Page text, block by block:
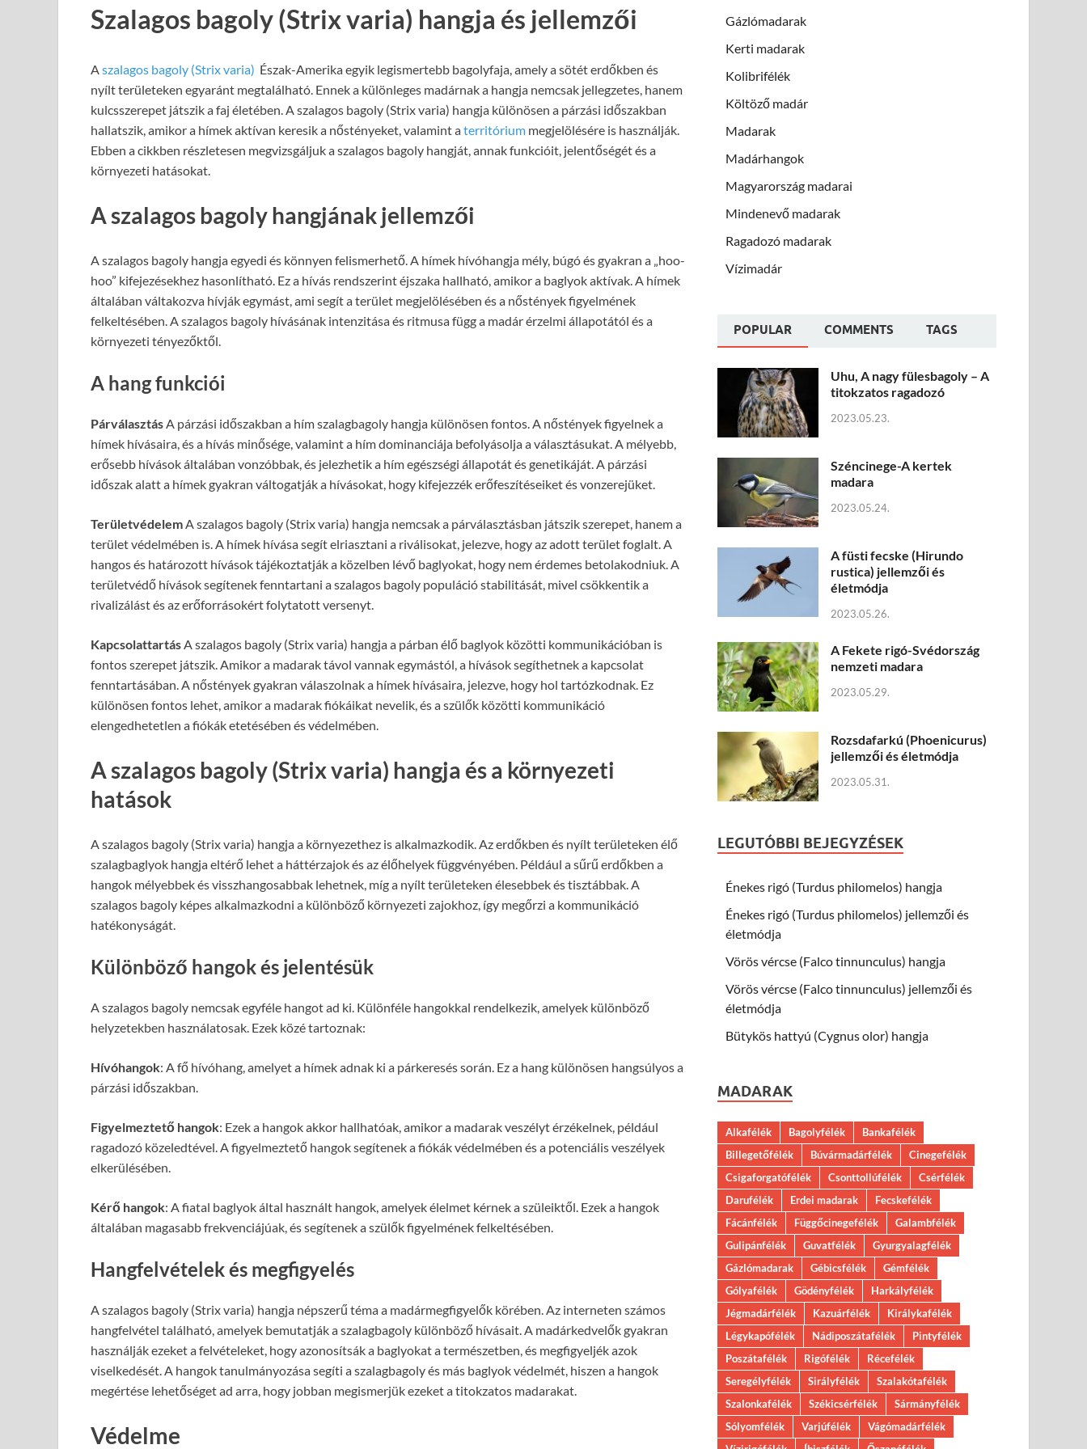
Szalagos bagoly (Strix varia) hangja és jellemzői
Aszalagos bagoly (Strix varia) Észak-Amerika egyik legismertebb bagolyfaja, amely a sötét erdőkben és
nyílt területeken egyaránt megtalálható. Ennek a különleges madárnak a hangja nemcsak jellegzetes, hanem
kulcsszerepet játszik a faj életében. A szalagos bagoly (Strix varia) hangja különösen a párzási időszakban
hallatszik, amikor a hímek aktívan keresik a nőstényeket, valamint aterritórium megjelölésére is használják.
Ebben a cikkben részletesen megvizsgáljuk a szalagos bagoly hangját, annak funkcióit, jelentőségét és a
környezeti hatásokat.
A szalagos bagoly hangjának jellemzői
A szalagos bagoly hangja egyedi és könnyen felismerhető. A hímek hívóhangja mély, búgó és gyakran a „hoo-
hoo” kifejezésekhez hasonlítható. Ez a hívás rendszerint éjszaka hallható, amikor a baglyok aktívak. A hímek
általában váltakozva hívják egymást, ami segít a terület megjelölésében és a nőstények figyelmének
felkeltésében. A szalagos bagoly hívásának intenzitása és ritmusa függ a madár érzelmi állapotától és a
környezeti tényezőktől.
A hang funkciói
PárválasztásA párzási időszakban a hím szalagbagoly hangja különösen fontos. A nőstények figyelnek a
hímek hívásaira, és a hívás minősége, valamint a hím dominanciája befolyásolja a választásukat. A mélyebb,
erősebb hívások általában vonzóbbak, és jelezhetik a hím egészségi állapotát és genetikáját. A párzási
időszak alatt a hímek gyakran váltogatják a hívásokat, hogy kifejezzék erőfeszítéseiket és vonzerejüket.
TerületvédelemA szalagos bagoly (Strix varia) hangja nemcsak a párválasztásban játszik szerepet, hanem a
terület védelmében is. A hímek hívása segít elriasztani a riválisokat, jelezve, hogy az adott terület foglalt. A
hangos és határozott hívások tájékoztatják a közelben lévő baglyokat, hogy nem érdemes betolakodniuk. A
területvédő hívások segítenek fenntartani a szalagos bagoly populáció stabilitását, mivel csökkentik a
rivalizálást és az erőforrásokért folytatott versenyt.
KapcsolattartásA szalagos bagoly (Strix varia) hangja a párban élő baglyok közötti kommunikációban is
fontos szerepet játszik. Amikor a madarak távol vannak egymástól, a hívások segíthetnek a kapcsolat
fenntartásában. A nőstények gyakran válaszolnak a hímek hívásaira, jelezve, hogy hol tartózkodnak. Ez
különösen fontos lehet, amikor a madarak fiókáikat nevelik, és a szülők közötti kommunikáció
elengedhetetlen a fiókák etetésében és védelmében.
A szalagos bagoly (Strix varia) hangja és a környezeti
hatások
A szalagos bagoly (Strix varia) hangja a környezethez is alkalmazkodik. Az erdőkben és nyílt területeken élő
szalagbaglyok hangja eltérő lehet a háttérzajok és az élőhelyek függvényében. Például a sűrű erdőkben a
hangok mélyebbek és visszhangosabbak lehetnek, míg a nyílt területeken élesebbek és tisztábbak. A
szalagos bagoly képes alkalmazkodni a különböző környezeti zajokhoz, így megőrzi a kommunikáció
hatékonyságát.
Különböző hangok és jelentésük
A szalagos bagoly nemcsak egyféle hangot ad ki. Különféle hangokkal rendelkezik, amelyek különböző
helyzetekben használatosak. Ezek közé tartoznak:
Hívóhangok: A fő hívóhang, amelyet a hímek adnak ki a párkeresés során. Ez a hang különösen hangsúlyos a
párzási időszakban.
Figyelmeztető hangok: Ezek a hangok akkor hallhatóak, amikor a madarak veszélyt érzékelnek, például
ragadozó közeledtével. A figyelmeztető hangok segítenek a fiókák védelmében és a potenciális veszélyek
elkerülésében.
Kérő hangok: A fiatal baglyok által használt hangok, amelyek élelmet kérnek a szüleiktől. Ezek a hangok
általában magasabb frekvenciájúak, és segítenek a szülők figyelmének felkeltésében.
Hangfelvételek és megfigyelés
A szalagos bagoly (Strix varia) hangja népszerű téma a madármegfigyelők körében. Az interneten számos
hangfelvétel található, amelyek bemutatják a szalagbagoly különböző hívásait. A madárkedvelők gyakran
használják ezeket a felvételeket, hogy azonosítsák a baglyokat a természetben, és megfigyeljék azok
viselkedését. A hangok tanulmányozása segíti a szalagbagoly és más baglyok védelmét, hiszen a hangok
megértése lehetőséget ad arra, hogy jobban megismerjük ezeket a titokzatos madarakat.
Védelme
Gázlómadarak
Kerti madarak
Kolibrifélék
Költöző madár
Madarak
Madárhangok
Magyarország madarai
Mindenevő madarak
Ragadozó madarak
Vízimadár
POPULAR COMMENTS TAGS
Uhu, A nagy fülesbagoly – A
titokzatos ragadozó
2023.05.23.
Széncinege-A kertek
madara
2023.05.24.
A füsti fecske (Hirundo
rustica) jellemzői és
életmódja
2023.05.26.
A Fekete rigó-Svédország
nemzeti madara
2023.05.29.
Rozsdafarkú (Phoenicurus)
jellemzői és életmódja
2023.05.31.
LEGUTÓBBI BEJEGYZÉSEK
Énekes rigó (Turdus philomelos) hangja
Énekes rigó (Turdus philomelos) jellemzői és
életmódja
Vörös vércse (Falco tinnunculus) hangja
Vörös vércse (Falco tinnunculus) jellemzői és
életmódja
Bütykös hattyú (Cygnus olor) hangja
MADARAK
Alkafélék Bagolyfélék
Bankafélék
Billegetőfélék
Búvármadárfélék
Cinegefélék
Csigaforgatófélék
Csonttollúfélék
Csérfélék
Darufélék
Erdei madarak
Fecskefélék
Fácánfélék
Függőcinegefélék
Galambfélék
Gulipánfélék
Guvatfélék
Gyurgyalagfélék
Gázlómadarak
Gébicsfélék
Gémfélék
Gólyafélék
Gödényfélék
Harkályfélék
Jégmadárfélék
Kazuárfélék
Királykafélék
Légykapófélék
Nádiposzátafélék
Pintyfélék
Poszátafélék
Rigófélék
Récefélék
Seregélyfélék
Sirályfélék
Szalakótafélék
Szalonkafélék
Székicsérfélék
Sármányfélék
Sólyomfélék
Varjúfélék
Vágómadárfélék